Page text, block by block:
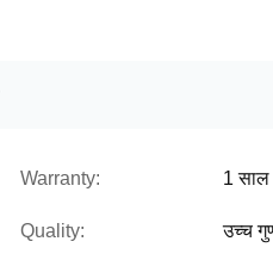
Warranty: 1 साल
Quality: उच्च